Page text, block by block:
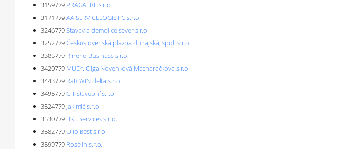
3159779 PRAGATRE s.r.o.
3171779AA SERVICELOGISTIC s.r.o.
3246779Stavby a demolice sever s.r.o.
3252779Československá plavba dunajská, spol. s r.o.
3385779 Rinerio Business s.r.o.
3420779 MUDr. Olga Novenková Macharáčková s.r.o.
3443779 RaR WIN delta s.r.o.
3495779CIT stavební s.r.o.
3524779 Jakimič s.r.o.
3530779 BKL Services s.r.o.
3582779Olio Best s.r.o.
3599779 Roselin s.r.o.